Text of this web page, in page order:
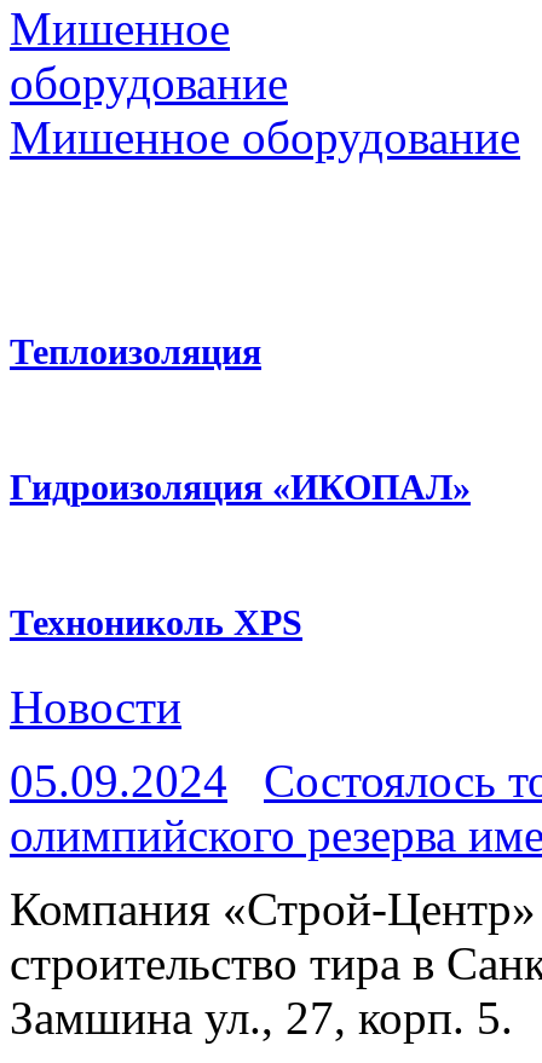
Мишенное
оборудование
Мишенное оборудование
Теплоизоляция
Гидроизоляция «ИКОПАЛ»
Технониколь XPS
Новости
05.09.2024
Состоялось
олимпийского резерва
Компания «Строй-Центр»
строительство тира в
Замшина ул., 27, корп. 5.